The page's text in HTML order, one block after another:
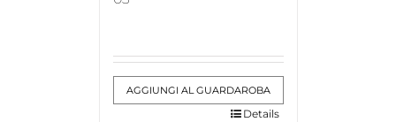
AGGIUNGI AL GUARDAROBA
Details